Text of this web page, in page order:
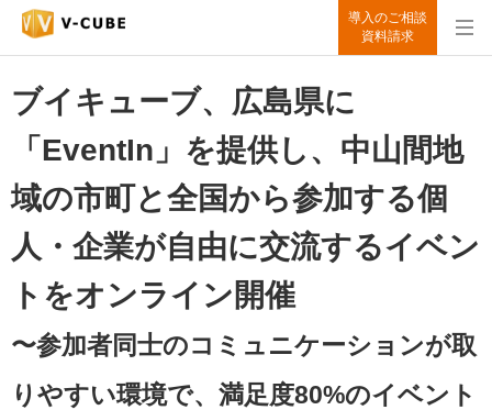
導入のご相談
資料請求
ブイキューブ、広島県に
「EventIn」を提供し、中山間地
域の市町と全国から参加する個
人・企業が自由に交流するイベン
トをオンライン開催
〜参加者同士のコミュニケーションが取
りやすい環境で、満足度80%のイベント